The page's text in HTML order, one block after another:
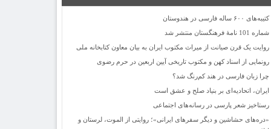
کتیبه‌های ۶۰۰ ساله فارسی در هندوستان
شماره 101 نامۀ فرهنگستان منتشر شد
روایت یک قرن صیانت از میراث مکتوب ایران به بیان معاون کتابخانه ملی
رونمایی از اسناد کهن و مکتوب تاریخی آیین اربعین در حرم رضوی
چرا زبان فارسی در هند کم‌رنگ شد؟
ایران، اتحادیه‌ای بر بنیاد صلح و عشق است
رستاخیز شعر پارسی در رسانه‌های اجتماعی
«دره‌های حشاشین و دیگر سفرهای ایرانی»؛ روایتی از الموت، لرستان و